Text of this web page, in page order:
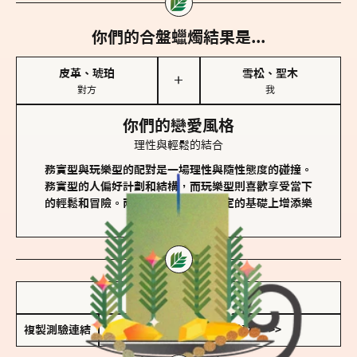
你們的合盤蠟燭結果是...
皮革、琥珀
對方
＋
雪松、聖木
我
你們的戀愛風格
理性與輕鬆的結合
務實型與玩樂型的配對是一場理性與隨性態度的碰撞。
務實型的人偏好計劃和結構，而玩樂型則喜歡享受當下
的輕鬆和冒險。兩者的關係能夠在穩定的基礎上增添樂
儲存我的結果圖
複製測驗連結 查看香氛類型全解析 >>>